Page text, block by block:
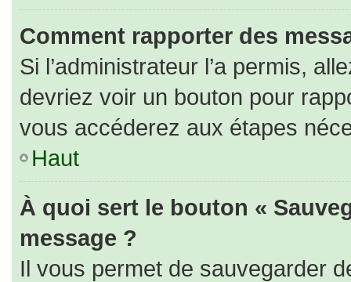
Comment rapporter des
Si l’administrateur l’a permis,
devriez voir un bouton pour
vous accéderez aux étapes
Haut
À quoi sert le bouton «
message ?
Il vous permet de sauvegarder